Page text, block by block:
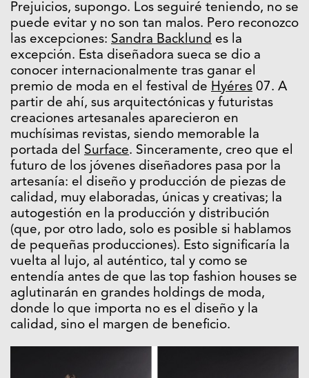
Prejuicios, supongo. Los seguiré teniendo, no se
puede evitar y no son tan malos. Pero reconozco
las excepciones: Sandra Backlund es la
excepción. Esta diseñadora sueca se dio a
conocer internacionalmente tras ganar el
premio de moda en el festival de Hyéres 07. A
partir de ahí, sus arquitectónicas y futuristas
creaciones artesanales aparecieron en
muchísimas revistas, siendo memorable la
portada del Surface. Sinceramente, creo que el
futuro de los jóvenes diseñadores pasa por la
artesanía: el diseño y producción de piezas de
calidad, muy elaboradas, únicas y creativas; la
autogestión en la producción y distribución
(que, por otro lado, solo es posible si hablamos
de pequeñas producciones). Esto significaría la
vuelta al lujo, al auténtico, tal y como se
entendía antes de que las top fashion houses se
aglutinarán en grandes holdings de moda,
donde lo que importa no es el diseño y la
calidad, sino el margen de beneficio.